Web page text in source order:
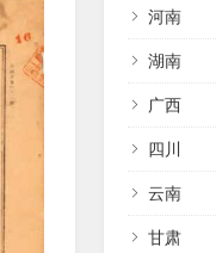
河南
湖南
广西
四川
云南
甘肃